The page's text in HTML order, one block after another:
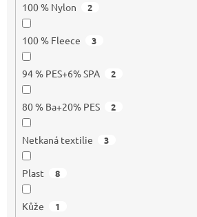
100 % Nylon 2
100 % Fleece 3
94 % PES+6% SPA 2
80 % Ba+20% PES 2
Netkaná textilie 3
Plast 8
Kůže 1